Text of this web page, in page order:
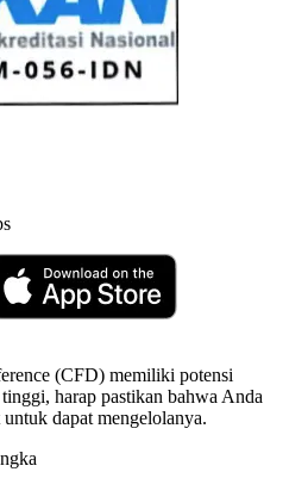
(CFD) memiliki potensi
harap pastikan bahwa Anda
dapat mengelolanya.